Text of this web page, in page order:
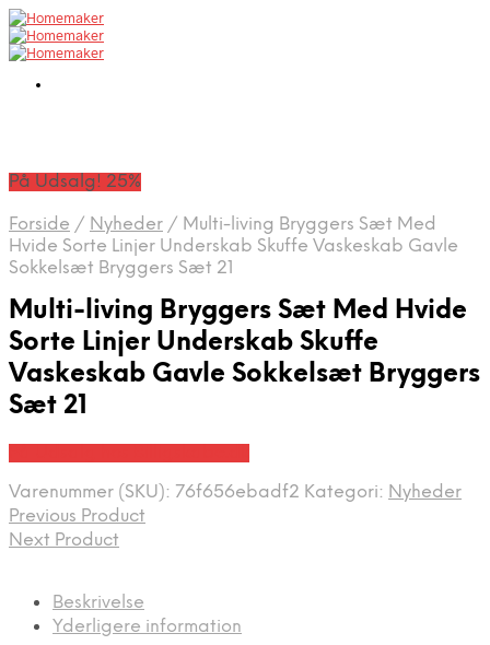
På Udsalg! 25%
Forside / Nyheder / Multi-living Bryggers Sæt Med
Hvide Sorte Linjer Underskab Skuffe Vaskeskab Gavle
Sokkelsæt Bryggers Sæt 21
Multi-living Bryggers Sæt Med Hvide
Sorte Linjer Underskab Skuffe
Vaskeskab Gavle Sokkelsæt Bryggers
Sæt 21
Varenummer (SKU): 76f656ebadf2 Kategori: Nyheder
Previous Product
Next Product
Beskrivelse
Yderligere information